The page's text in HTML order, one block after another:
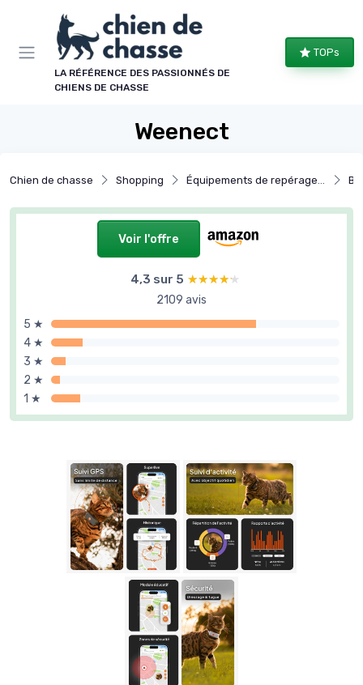
LA RÉFÉRENCE DES PASSIONNÉS DE
CHIENS DE CHASSE
TOPs
Weenect
Chien de chasse Shopping Équipements de repérage et de suivi
Voir l'offre
4,3 sur 5 ★★★★★
★★★★★
2109 avis
5 ★
4 ★
3 ★
2 ★
1 ★
Panneau de gestion des cookies